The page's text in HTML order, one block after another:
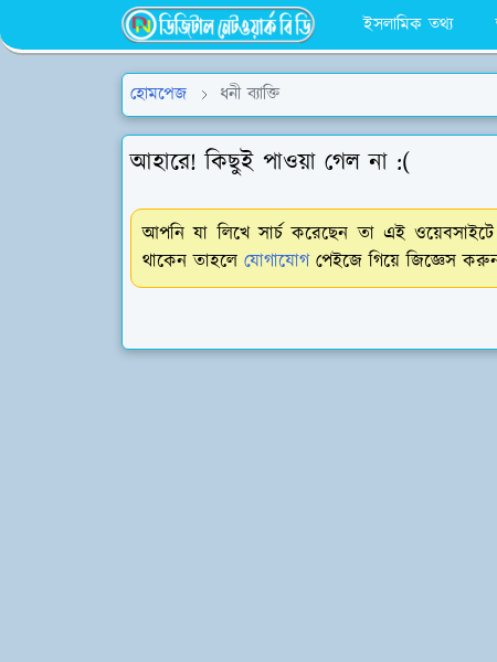
ইসলামিক তথ্য
হোমপেজ ধনী ব্যাক্তি
আহারে! কিছুই পাওয়া গেল না :(
আপনি যা লিখে সার্চ করেছেন তা এই
থাকেন তাহলে যোগাযোগপেইজে গিয়ে জিজ্ঞেস করুন